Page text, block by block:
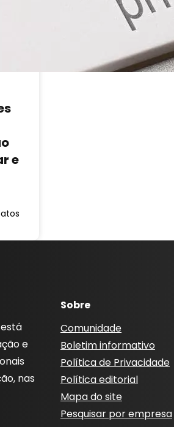
e
e
nas
Sobre
Comunidade
Boletim informativo
Política de Privacidade
Política editorial
Mapa do site
Pesquisar por empresa